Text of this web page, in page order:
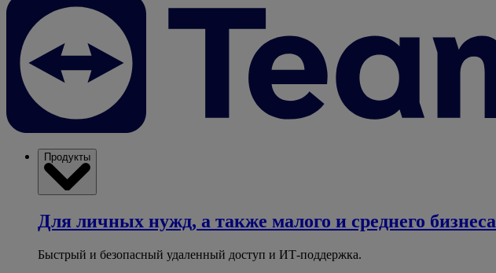
Продукты
Для личных нужд, а также малого и среднего бизнеса
Быстрый и безопасный удаленный доступ и ИТ-поддержка.